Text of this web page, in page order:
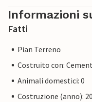
Informazioni
Fatti
Pian Terreno
Costruito con:
Animali domestici: 0
Costruzione (anno):